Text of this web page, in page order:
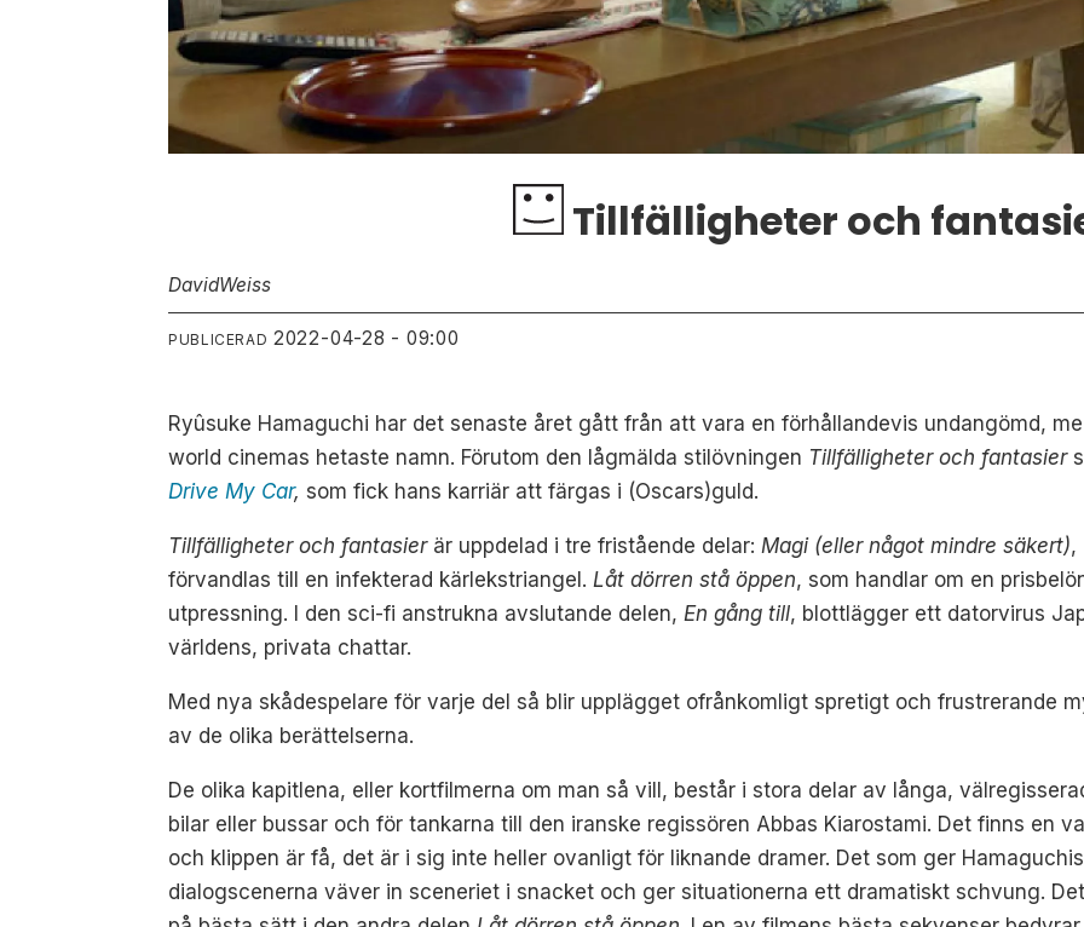
Tillfälligheter och
DavidWeiss
PUBLICERAD 2022-04-28 - 09:00
Ryûsuke Hamaguchi har det senaste året gått från att vara en förhållandevis undangömd,
world cinemas hetaste namn. Förutom den lågmälda stilövningen Tillfälligheter och fantasier
Drive My Car, som fick hans karriär att färgas i (Oscars)guld.
Tillfälligheter och fantasier är uppdelad i tre fristående delar:Magi (eller något mindre säkert),
förvandlas till en infekterad kärlekstriangel.Låt dörren stå öppen, som handlar om en
utpressning. I den sci-fi anstrukna avslutande delen,En gång till, blottlägger ett datorvirus
världens, privata chattar.
Med nya skådespelare för varje del så blir upplägget ofrånkomligt spretigt och frustrerande
av de olika berättelserna.
De olika kapitlena, eller kortfilmerna om man så vill, består i stora delar av långa,
bilar eller bussar och för tankarna till den iranske regissören Abbas Kiarostami. Det finns en
och klippen är få, det är i sig inte heller ovanligt för liknande dramer. Det som ger
dialogscenerna väver in sceneriet i snacket och ger situationerna ett dramatiskt schvung.